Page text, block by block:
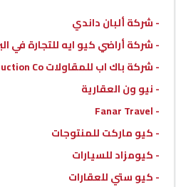
الدليل
القطري
POWERED
QHOST
- شركة ألبان داندي
- شركة أراضي كيو ايه للتجارة في
- شركة باك اب للمقاولات Back Up Construction Co
- نيو ون العقارية
- Fanar Travel
- كيو ماركت للمنتوجات
- كيومزاد للسيارات
- كيو ستي للعقارات